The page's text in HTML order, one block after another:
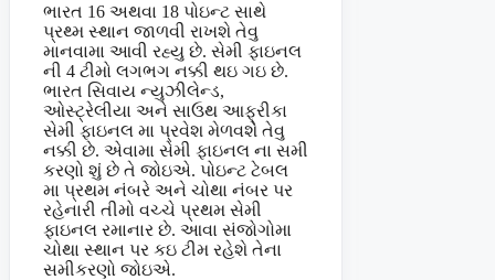
ભારત 16 અથવા 18 પોઇન્ટ સાથે
પ્રથ્મ સ્થાન જાળવી રાખશે તેવુ
માનવામા આવી રહ્યુ છે. સેમી ફાઇનલ
ની 4 ટીમો લગભગ નક્કી થઇ ગઇ છે.
ભારત સિવાય ન્યુઝીલેન્ડ,
ઓસ્ટ્રેલીયા અને સાઉથ આફ્રીકા
સેમી ફાઇનલ મા પ્રવેશ મેળવશે તેવુ
નક્કી છે. એવામા સેમી ફાઇનલ ના સમી
કરણો શું છે તે જોઇએ. પોઇન્ટ ટેબલ
મા પ્રથમ નંબરે અને ચોથા નંબર પર
રહેનારી તીમો વચ્ચે પ્રથમ સેમી
ફાઇનલ રમાનાર છે. આવા સંજોગોમા
ચોથા સ્થાન પર કઇ ટીમ રહેશે તેના
સમીકરણો જોઇએ.